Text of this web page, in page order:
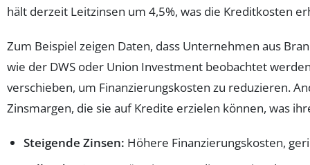
hält derzeit Leitzinsen um 4,5%, was die Kreditkosten
Zum Beispiel zeigen Daten, dass Unternehmen aus
wie der DWS oder Union Investment beobachtet
verschieben, um Finanzierungskosten zu reduzieren.
Zinsmargen, die sie auf Kredite erzielen können, was
Steigende Zinsen: Höhere Finanzierungskosten,